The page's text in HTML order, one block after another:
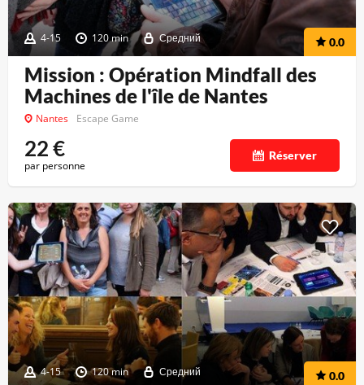
4-15 120 min Средний 0.0
Mission : Opération Mindfall des
Machines de l'île de Nantes
Nantes Escape Game
22€
par personne
Réserver
4-15 120 min Средний 0.0